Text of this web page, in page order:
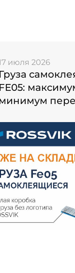
июля 2026
Груза
FE05: